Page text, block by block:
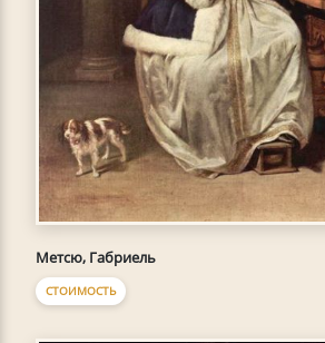
Метсю, Габриель
СТОИМОСТЬ